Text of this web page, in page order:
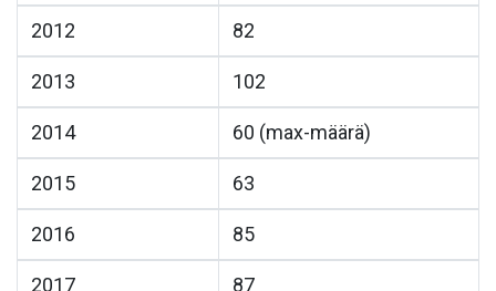
2012 82
2013 102
2014 60 (max-määrä)
2015 63
2016 85
2017 87